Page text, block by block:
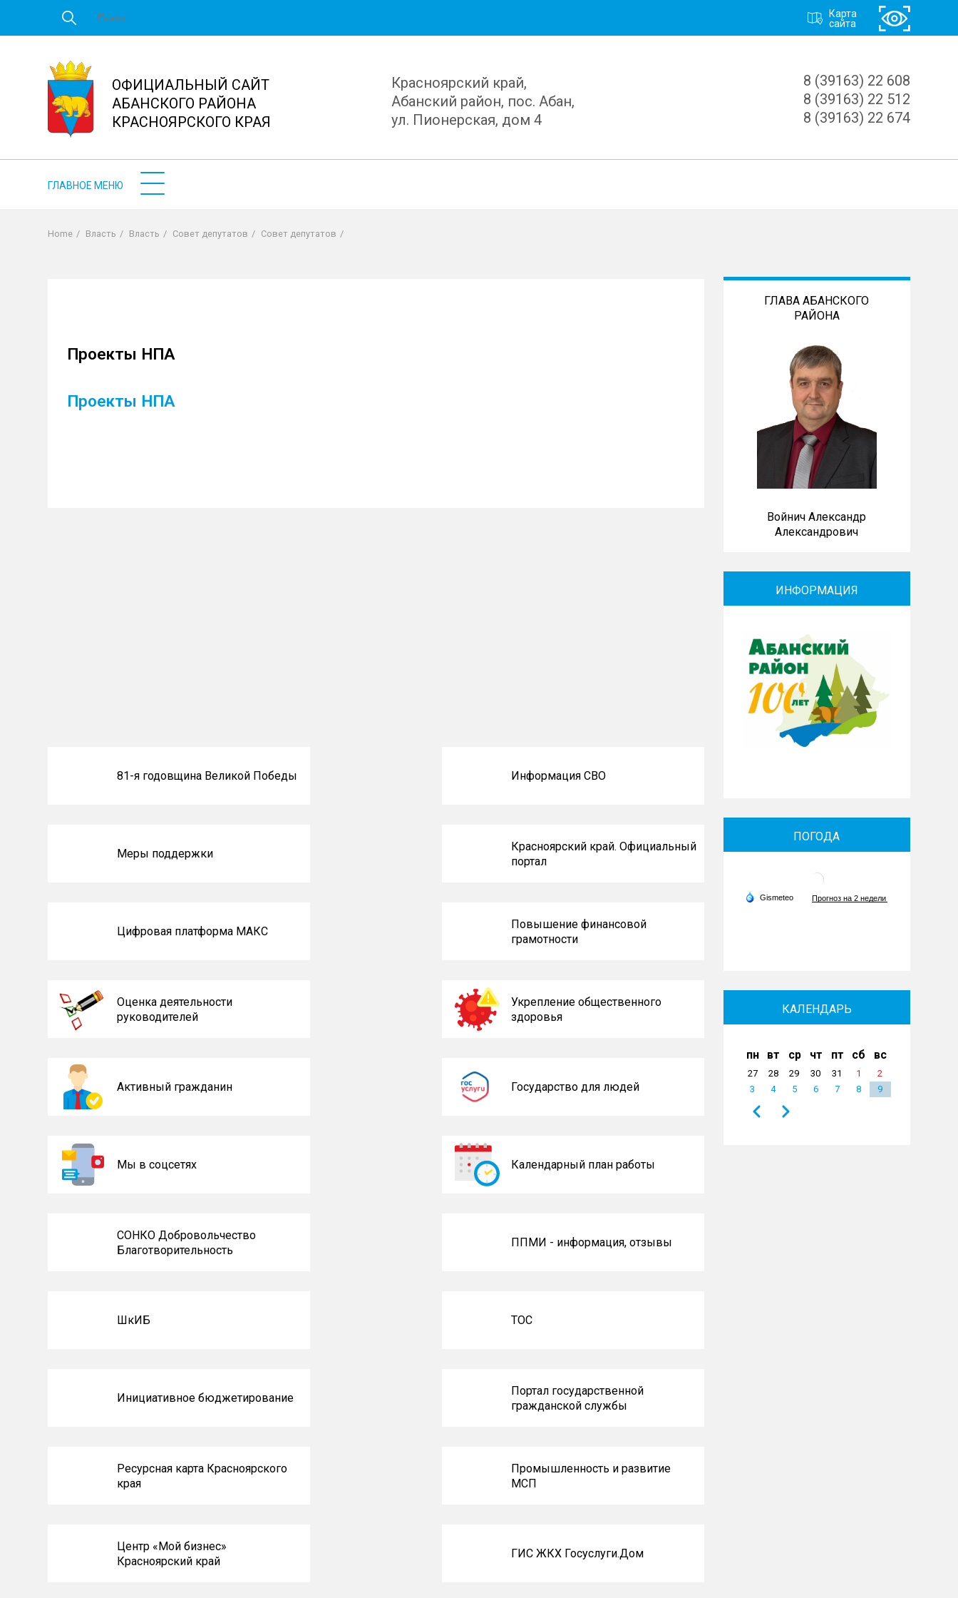
основному
Карта
сайта
ОФИЦИАЛЬНЫЙ САЙТ
АБАНСКОГО РАЙОНА
КРАСНОЯРСКОГО КРАЯ
Красноярский край,
Абанский район, пос. Абан,
ул. Пионерская, дом 4
8 (39163) 22 608
8 (39163) 22 512
8 (39163) 22 674
Home / Власть / Власть / Совет депутатов / Совет депутатов /
Проекты НПА
Проекты НПА
81-я годовщина Великой Победы Информация СВО
Меры поддержки
Красноярский край. Официальный
портал
Цифровая платформа МАКС
Повышение финансовой
грамотности
Оценка деятельности
руководителей
Укрепление общественного
здоровья
Активный гражданин Государство для людей
Мы в соцсетях Календарный план работы
СОНКО Добровольчество
Благотворительность
ППМИ - информация, отзывы
ШкИБ ТОС
Инициативное бюджетирование
Портал государственной
гражданской службы
Ресурсная карта Красноярского
края
Промышленность и развитие
МСП
Центр «Мой бизнес»
Красноярский край
ГИС ЖКХ Госуслуги.Дом
ГЛАВА АБАНСКОГО
РАЙОНА
Войнич Александр
Александрович
ИНФОРМАЦИЯ
ПОГОДА
КАЛЕНДАРЬ
пн вт ср чт пт сб вс
27 28 29 30 31 1
2
3
4 5 6 7 8 9
Назад Вперёд